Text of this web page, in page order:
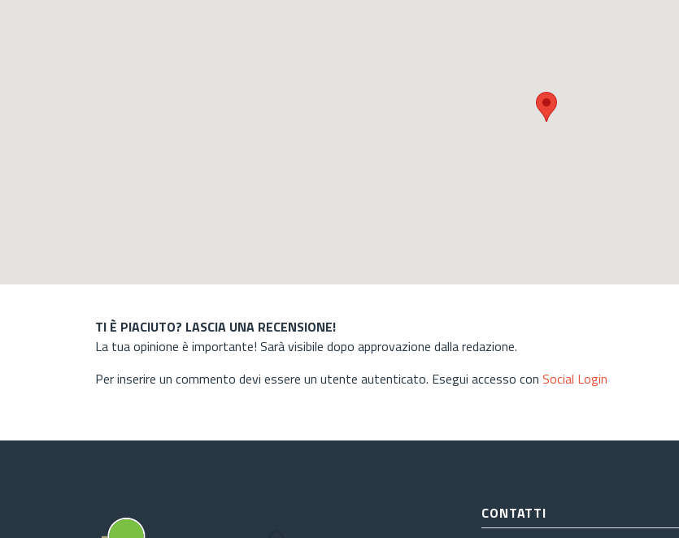
TI È PIACIUTO? LASCIA UNA RECENSIONE!
La tua opinione è importante! Sarà visibile dopo approvazione dalla redazione.
Per inserire un commento devi essere un utente autenticato. Esegui accesso con Social Login
CONTATTI